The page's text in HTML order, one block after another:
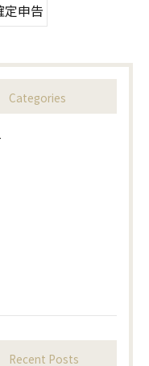
定申告
Categories
Recent Posts